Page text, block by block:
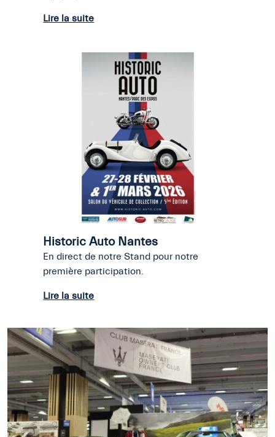
Lire la suite
Historic Auto Nantes
En direct de notre Stand pour notre
première participation.
Lire la suite